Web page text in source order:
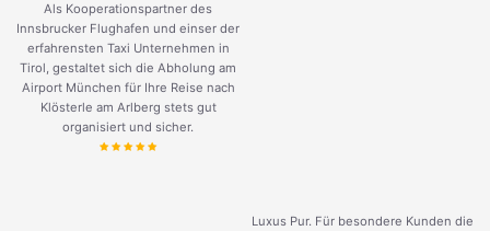
Als Kooperationspartner des
Innsbrucker Flughafen und einser der
erfahrensten Taxi Unternehmen in
Tirol, gestaltet sich die Abholung am
Airport München für Ihre Reise nach
Klösterle am Arlberg stets gut
organisiert und sicher.
Luxus Pur. Für besondere Kunden die